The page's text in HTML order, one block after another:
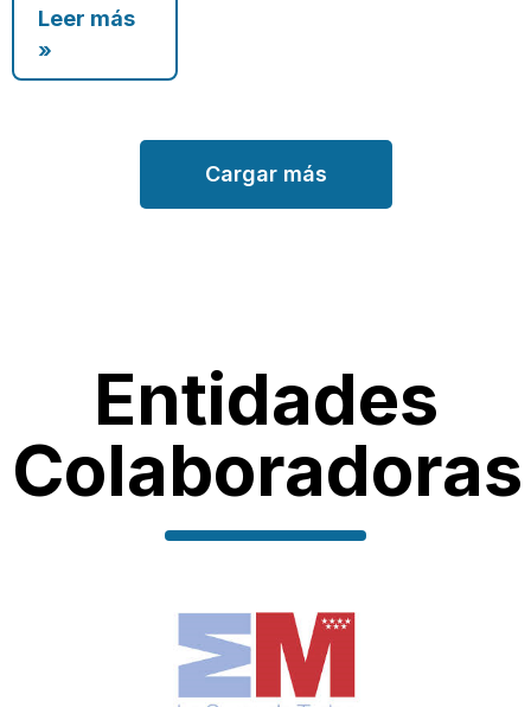
Leer más
»
Cargar más
Entidades
Colaboradoras